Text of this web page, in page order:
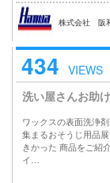
株式会社 阪
434 VIEWS
洗い屋さんお助
ワックスの表面洗浄
集まるおそうじ用品
きかった 商品をご紹
イ…